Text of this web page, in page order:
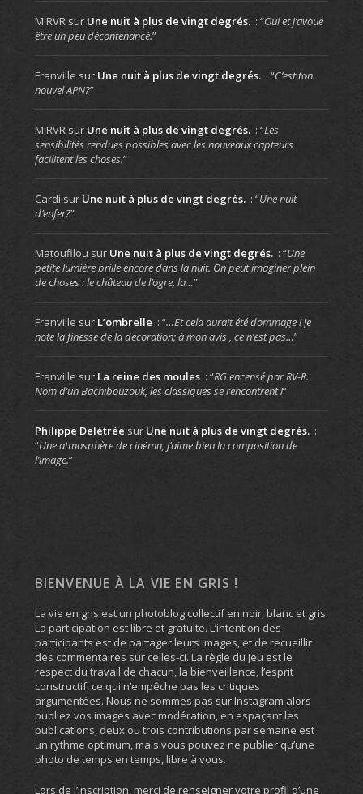
M.RVR sur Une nuit à plus de vingt degrés. : “Oui et j’avoue
être un peu décontenancé.”
Franville sur Une nuit à plus de vingt degrés. : “C’est ton
nouvel APN?”
M.RVR sur Une nuit à plus de vingt degrés. : “Les
sensibilités rendues possibles avec les nouveaux capteurs
facilitent les choses.”
Cardi sur Une nuit à plus de vingt degrés. : “Une nuit
d’enfer?”
Matoufilou sur Une nuit à plus de vingt degrés. : “Une
petite lumière brille encore dans la nuit. On peut imaginer plein
de choses : le château de l’ogre, la…”
Franville sur L’ombrelle : “…Et cela aurait été dommage ! Je
note la finesse de la décoration; à mon avis , ce n’est pas…”
Franville sur La reine des moules : “RG encensé par RV-R.
Nom d’un Bachibouzouk, les classiques se rencontrent !”
Philippe Delétrée sur Une nuit à plus de vingt degrés. :
“Une atmosphère de cinéma, j’aime bien la composition de
l’image.”
BIENVENUE À LA VIE EN GRIS !
La vie en gris est un photoblog collectif en noir, blanc et gris.
La participation est libre et gratuite. L’intention des
participants est de partager leurs images, et de recueillir
des commentaires sur celles-ci. La règle du jeu est le
respect du travail de chacun, la bienveillance, l’esprit
constructif, ce qui n’empêche pas les critiques
argumentées. Nous ne sommes pas sur Instagram alors
publiez vos images avec modération, en espaçant les
publications, deux ou trois contributions par semaine est
un rythme optimum, mais vous pouvez ne publier qu’une
photo de temps en temps, libre à vous.
Lors de l’inscription, merci de renseigner votre profil d’une